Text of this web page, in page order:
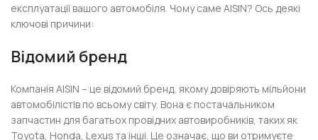
експлуатації вашого автомобіля. Чому саме AISIN? Ось деякі
ключові причини:
Відомий бренд
Компанія AISIN – це відомий бренд, якому довіряють мільйони
автомобілістів по всьому світу. Вона є постачальником
запчастин для багатьох провідних автовиробників, таких як
Toyota, Honda, Lexus та інші. Це означає, що ви отримуєте